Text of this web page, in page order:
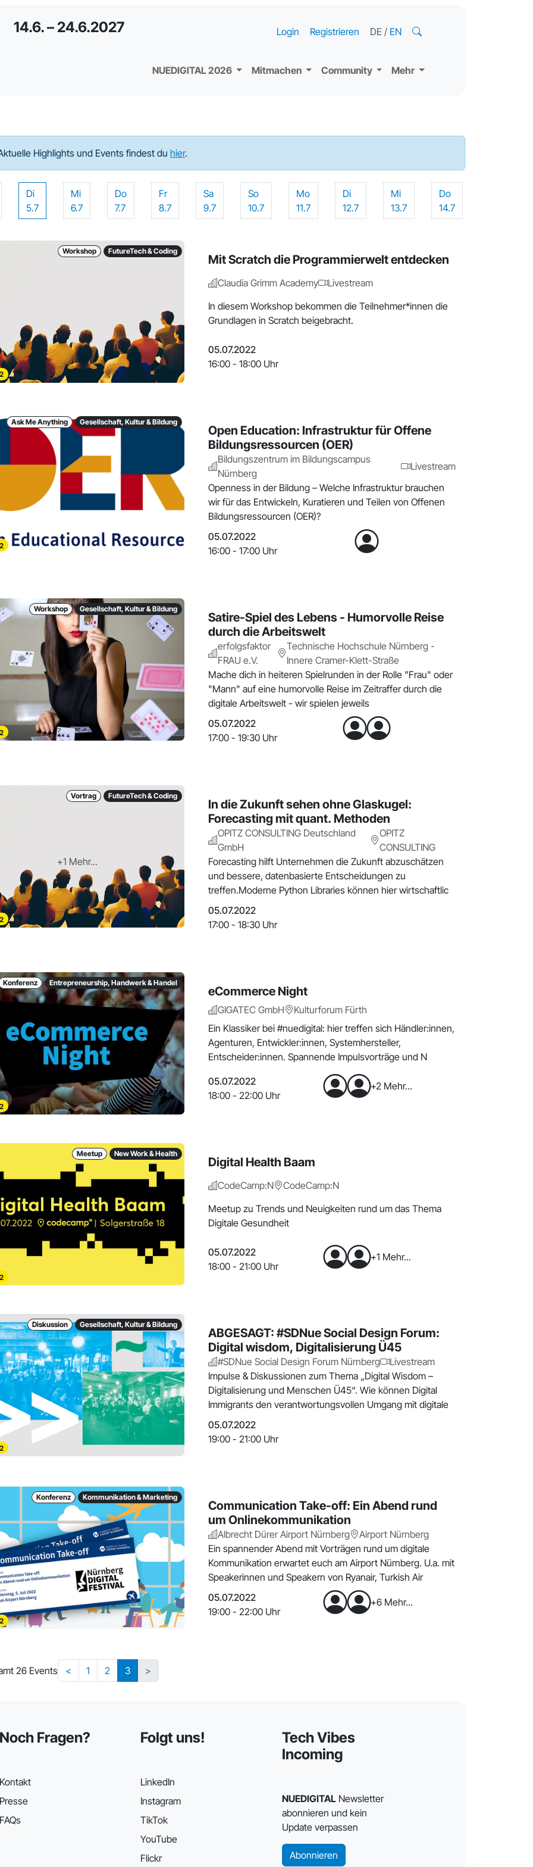
14.6. – 24.6.2027
NUEDIGITAL 2026 Mitmachen Community Mehr
Login Registrieren DE / EN
Highlights und Events findest du hier.
Di
5.7
Mi
6.7
Do
7.7
Fr
8.7
Sa
9.7
So
10.7
Mo
11.7
Di
12.7
Mi
13.7
Do
14.7
Workshop FutureTech & Coding
Mit Scratch die Programmierwelt entdecken
Claudia Grimm Academy
Livestream
In diesem Workshop bekommen die Teilnehmer*innen die
Grundlagen in Scratch beigebracht.
05.07.2022
16:00 - 18:00 Uhr
Ask Me Anything Gesellschaft, Kultur & Bildung
Open Education: Infrastruktur für Offene
Bildungsressourcen (OER)
Bildungszentrum im Bildungscampus
Nürnberg
Livestream
Openness in der Bildung – Welche Infrastruktur brauchen
wir für das Entwickeln, Kuratieren und Teilen von Offenen
Bildungsressourcen (OER)?
05.07.2022
16:00 - 17:00 Uhr
Workshop Gesellschaft, Kultur & Bildung
Satire-Spiel des Lebens - Humorvolle Reise
durch die Arbeitswelt
erfolgsfaktor
FRAU e.V.
Technische Hochschule Nürnberg -
Innere Cramer-Klett-Straße
Mache dich in heiteren Spielrunden in der Rolle "Frau" oder
"Mann" auf eine humorvolle Reise im Zeitraffer durch die
digitale Arbeitswelt - wir spielen jeweils
05.07.2022
17:00 - 19:30 Uhr
+1 Mehr...
Vortrag FutureTech & Coding
In die Zukunft sehen ohne Glaskugel:
Forecasting mit quant. Methoden
OPITZ CONSULTING Deutschland
GmbH
OPITZ
CONSULTING
Forecasting hilft Unternehmen die Zukunft abzuschätzen
und bessere, datenbasierte Entscheidungen zu
treffen.Moderne Python Libraries können hier wirtschaftlic
05.07.2022
17:00 - 18:30 Uhr
Konferenz Entrepreneurship, Handwerk & Handel
eCommerce Night
GIGATEC GmbH
Kulturforum Fürth
Ein Klassiker bei #nuedigital: hier treffen sich Händler:innen,
Agenturen, Entwickler:innen, Systemhersteller,
Entscheider:innen. Spannende Impulsvorträge und N
05.07.2022
18:00 - 22:00 Uhr
+2 Mehr...
Meetup New Work & Health
Digital Health Baam
CodeCamp:N
CodeCamp:N
Meetup zu Trends und Neuigkeiten rund um das Thema
Digitale Gesundheit
05.07.2022
18:00 - 21:00 Uhr
+1 Mehr...
Diskussion Gesellschaft, Kultur & Bildung
ABGESAGT: #SDNue Social Design Forum:
Digital wisdom, Digitalisierung Ü45
#SDNue Social Design Forum Nürnberg
Livestream
Impulse & Diskussionen zum Thema „Digital Wisdom –
Digitalisierung und Menschen Ü45“. Wie können Digital
Immigrants den verantwortungsvollen Umgang mit digitale
05.07.2022
19:00 - 21:00 Uhr
Konferenz Kommunikation & Marketing
Communication Take-off: Ein Abend rund
um Onlinekommunikation
Albrecht Dürer Airport Nürnberg
Airport Nürnberg
Ein spannender Abend mit Vorträgen rund um digitale
Kommunikation erwartet euch am Airport Nürnberg. U.a. mit
Speakerinnen und Speakern von Ryanair, Turkish Air
05.07.2022
19:00 - 22:00 Uhr
+6 Mehr...
26 Events < 1 2 3 >
Fragen? Folgt uns!
LinkedIn
Instagram
TikTok
YouTube
Flickr
Tech Vibes
Incoming
NUEDIGITALNewsletter
abonnieren und kein
Update verpassen
Abonnieren